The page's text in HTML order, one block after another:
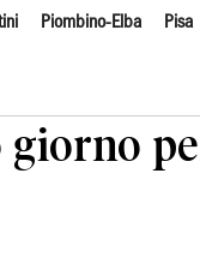
Piombino-Elba Pisa